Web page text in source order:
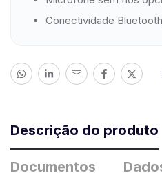
Conectividade
Descrição do produto
Documentos